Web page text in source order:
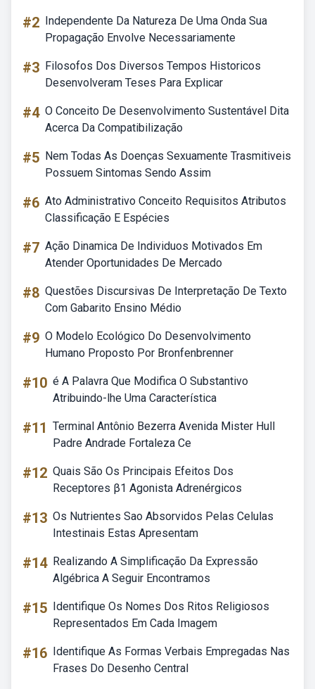
#2 Independente Da Natureza De Uma Onda Sua
Propagação Envolve Necessariamente
#3 Filosofos Dos Diversos Tempos Historicos
Desenvolveram Teses Para Explicar
#4 O Conceito De Desenvolvimento Sustentável Dita
Acerca Da Compatibilização
#5 Nem Todas As Doenças Sexuamente Trasmitiveis
Possuem Sintomas Sendo Assim
#6 Ato Administrativo Conceito Requisitos Atributos
Classificação E Espécies
#7 Ação Dinamica De Individuos Motivados Em
Atender Oportunidades De Mercado
#8 Questões Discursivas De Interpretação De Texto
Com Gabarito Ensino Médio
#9 O Modelo Ecológico Do Desenvolvimento
Humano Proposto Por Bronfenbrenner
#10 é A Palavra Que Modifica O Substantivo
Atribuindo-lhe Uma Característica
#11 Terminal Antônio Bezerra Avenida Mister Hull
Padre Andrade Fortaleza Ce
#12 Quais São Os Principais Efeitos Dos
Receptores β1 Agonista Adrenérgicos
#13 Os Nutrientes Sao Absorvidos Pelas Celulas
Intestinais Estas Apresentam
#14 Realizando A Simplificação Da Expressão
Algébrica A Seguir Encontramos
#15 Identifique Os Nomes Dos Ritos Religiosos
Representados Em Cada Imagem
#16 Identifique As Formas Verbais Empregadas Nas
Frases Do Desenho Central